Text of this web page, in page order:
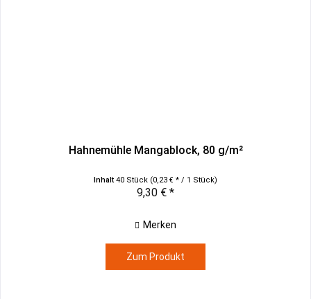
Hahnemühle Mangablock, 80 g/m²
Inhalt40 Stück (0,23 € * / 1 Stück)
9,30 € *
Merken
Zum Produkt